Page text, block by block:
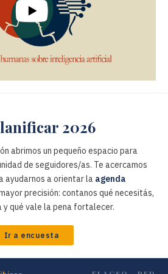
2026
abrimos un pequeño espacio para
de seguidores/as. Te acercamos
ayudarnos a orientar la agenda
precisión: contanos qué necesitás,
qué vale la pena fortalecer.
Ir a encuesta